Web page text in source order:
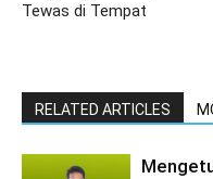
Tewas di Tempat
RELATED ARTICLES